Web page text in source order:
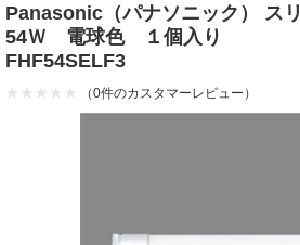
Panasonic（パナソニック） ス
54Ｗ 電球色 １個入り
FHF54SELF3
（0件のカスタマーレビュー）